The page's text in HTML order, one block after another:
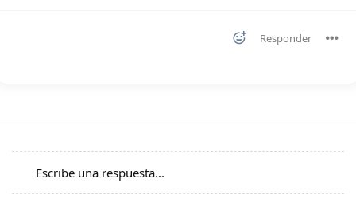
Responder
Escribe una respuesta...